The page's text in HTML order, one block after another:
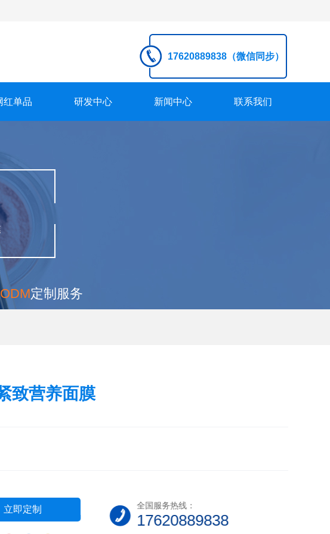
17620889838（微信同步）
红单品 研发中心 新闻中心 联系我们
定制服务
致营养面膜
立即定制 全国服务热线：
17620889838